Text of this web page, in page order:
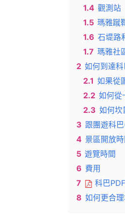
1.4 觀測站
1.5 瑪雅蹴
1.6 石堤路
1.7 瑪雅社
2 如何到達
2.1 如果從
2.2 如何從
2.3 如何
3 跟團遊科
4 景區開放時
5 遊覽時間
6 費用
7
科巴
8 如何更合